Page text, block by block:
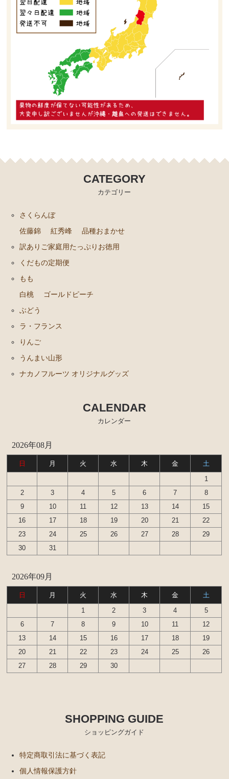
CATEGORY
カテゴリー
さくらんぼ
佐藤錦
紅秀峰
品種おまかせ
訳ありご家庭用たっぷりお徳用
くだもの定期便
もも
白桃
ゴールドピーチ
ぶどう
ラ・フランス
りんご
うんまい山形
ナカノフルーツ オリジナルグッズ
CALENDAR
カレンダー
2026年08月
日 月 火 水 木 金
土
1
2
3 4 5 6 7
8
9
10 11 12 13 14
15
16
17 18 19 20 21
22
23
24 25 26 27 28
29
30
31
2026年09月
日 月 火 水 木 金
土
1
2 3 4
5
6
7 8 9 10 11
12
13
14 15 16 17 18
19
20
21 22 23 24 25
26
27
28 29 30
SHOPPING GUIDE
ショッピングガイド
特定商取引法に基づく表記
個人情報保護方針